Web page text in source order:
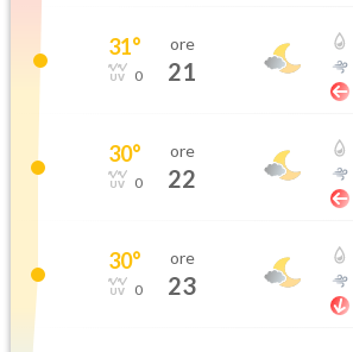
31°
0
ore
21
30°
0
ore
22
30°
0
ore
23